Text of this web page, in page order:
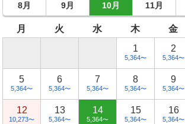
8月 9月 10月 11月
月 火 水 木 金
1
5,364〜
2
5,364〜
5
5,364〜
6
5,364〜
7
5,364〜
8
5,364〜
9
5,364〜
12
10,273〜
13
5,364〜
14
5,364〜
15
5,364〜
16
5,364〜